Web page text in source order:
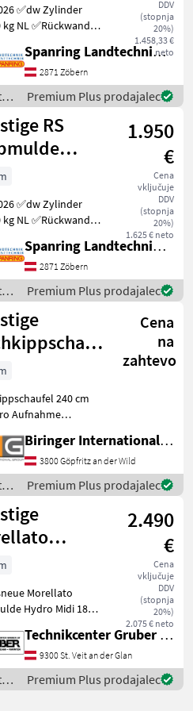
DDV
(stopnja
20%)
1.458,33 €
neto
✅dw Zylinder
kg NL ✅Rückwand
Schiene
für Steher
Lager,
lieferbar** !
Spanring Landtechnik Gmbh
2871 Zöbern
Premium Plus prodajalec
RS
dw -
1.950
€
Cena
vključuje
DDV
(stopnja
20%)
1.625 € neto
✅dw Zylinder
kg NL ✅Rückwand
Schiene
für Steher
Lager,
prompt lieferbar** Eintausc
Spanring Landtechnik Gmbh
2871 Zöbern
Premium Plus prodajalec
mit Euro
Cena
na
zahtevo
240 cm
Aufnahme
1
ISO
5 – Buchse
2
Biringer International GmbH
3800 Göpfritz an der Wild
Premium Plus prodajalec
2.490
€
Cena
vključuje
DDV
(stopnja
20%)
2.075 € neto
Morellato
Hydro Midi 180
jeglicher
* 180
* Eigengewicht:
* stabiler Körper
Technikcenter Gruber GmbH
9300 St. Veit an der Glan
Premium Plus prodajalec